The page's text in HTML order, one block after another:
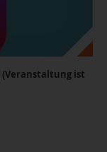
(Veranstaltung ist